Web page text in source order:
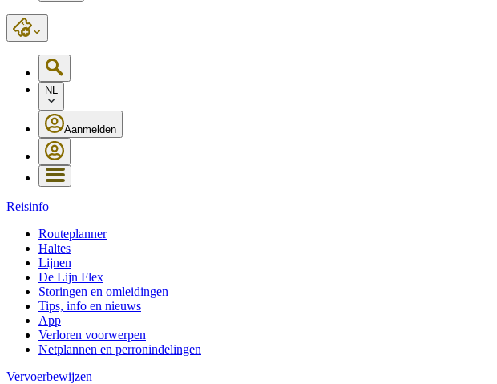
NL
Aanmelden
Reisinfo
Routeplanner
Haltes
Lijnen
De Lijn Flex
Storingen en omleidingen
Tips, info en nieuws
App
Verloren voorwerpen
Netplannen en perronindelingen
Vervoerbewijzen